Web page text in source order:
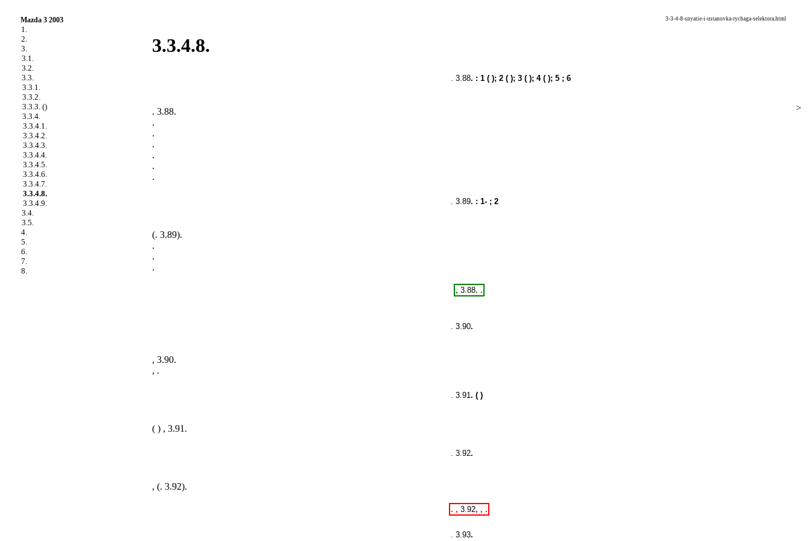
Mazda 3 2003
1.
2.
3.
3.1.
3.2.
3.3.
3.3.1.
3.3.2.
3.3.3. ()
3.3.4.
3.3.4.1.
3.3.4.2.
3.3.4.3.
3.3.4.4.
3.3.4.5.
3.3.4.6.
3.3.4.7.
3.3.4.8.
3.3.4.9.
3.4.
3.5.
4.
5.
6.
7.
8.
3-3-4-8-snyatie-i-ustanovka-rychaga-selektora.html
3.3.4.8.
. 3.88. : 1 ( ); 2 ( ); 3 ( ); 4 ( ); 5 ; 6
. 3.88.
.
.
.
.
.
.
. 3.89. : 1- ; 2
(. 3.89).
.
.
.
, 3.88. .
. 3.90.
, 3.90.
, .
. 3.91 . ( )
( ) , 3.91 .
. 3.92.
, (. 3.92).
. , 3.92, , .
. 3.93.
>